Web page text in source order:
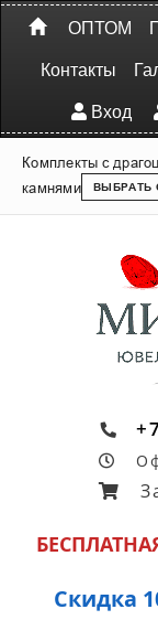
ОПТОМ
Контакты
Вход
Комплекты с
камнями
ВЫБРАТЬ
Скидка